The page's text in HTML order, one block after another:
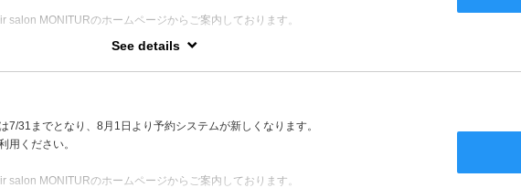
salon MONITURのホームページからご案内しております。
・敏感肌などでヘアカラーを諦めていた方、お悩みがある方もヘアカラーやパーマ
だけるように、お悩みを一番に考え、丁寧な施術と再現性の高いヘアスタイルを提
See details
7/31までとなり、8月1日より予約システムが新しくなります。
用ください。
salon MONITURのホームページからご案内しております。